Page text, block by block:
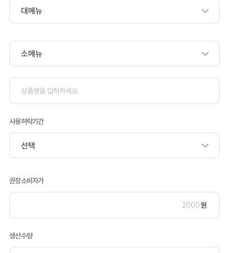
사용허락기간
권장소비자가
원
생산수량